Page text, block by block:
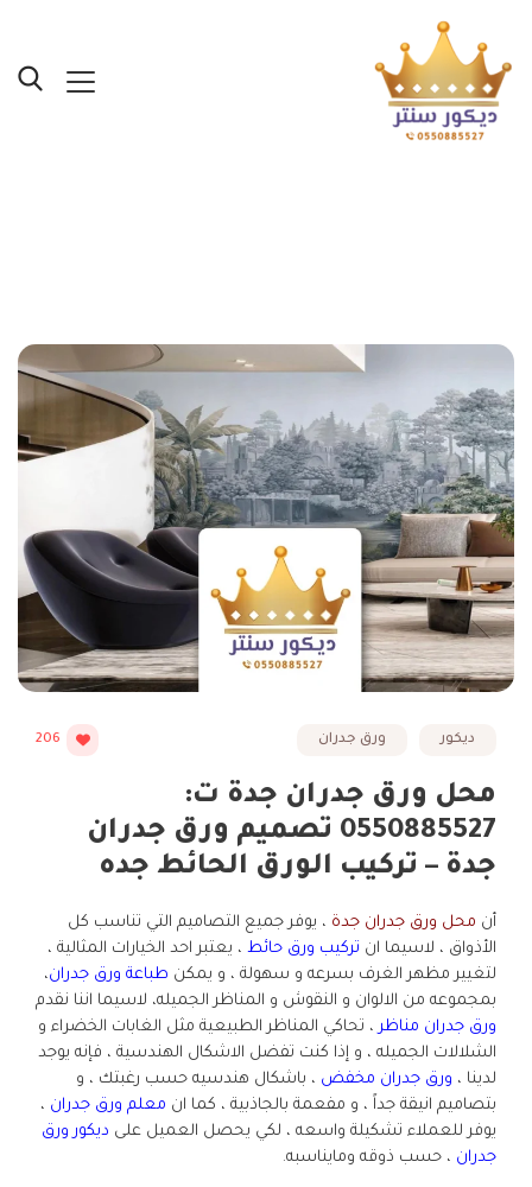
ديكور ورق جدران 206
محل ورق جدران جدة ت:
0550885527 تصميم ورق جدران
جدة – تركيب الورق الحائط جده
أن محل ورق جدران جدة ، يوفر جميع التصاميم التي تناسب كل
الأذواق ، لاسيما ان تركيب ورق حائط ، يعتبر احد الخيارات المثالية ،
لتغيير مظهر الغرف بسرعه و سهولة ، و يمكن طباعة ورق جدران،
بمجموعه من الالوان و النقوش و المناظر الجميله، لاسيما اننا نقدم
ورق جدران مناظر ، تحاكي المناظر الطبيعية مثل الغابات الخضراء و
الشلالات الجميله ، و إذا كنت تفضل الاشكال الهندسية ، فإنه يوجد
لدينا ، ورق جدران مخفض ، باشكال هندسيه حسب رغبتك ، و
بتصاميم انيقة جداً ، و مفعمة بالجاذبية ، كما ان معلم ورق جدران ،
يوفر للعملاء تشكيلة واسعه ، لكي يحصل العميل على ديكور ورق
جدران ، حسب ذوقه ومايناسبه.